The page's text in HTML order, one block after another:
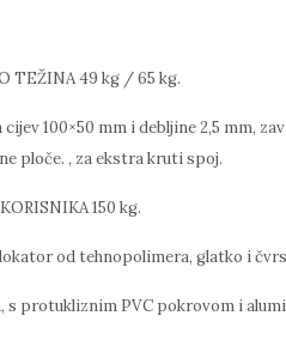
TEŽINA 49 kg / 65 kg.
cijev 100×50 mm i debljine 2,5 mm,
ploče. , za ekstra kruti spoj.
150 kg.
od tehnopolimera, glatko i
s protukliznim PVC pokrovom i